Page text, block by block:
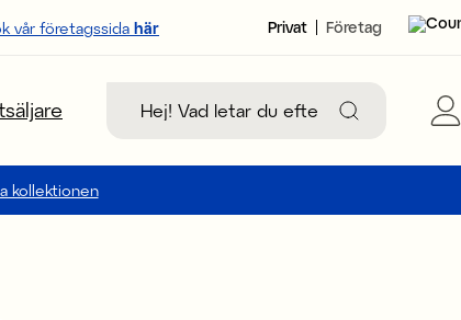
vår företagssida här Privat Företag
kollektionen